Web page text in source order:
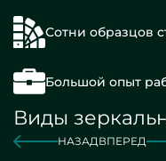
Сотни образцов
Большой опыт
Виды
НАЗАДВПЕРЕД